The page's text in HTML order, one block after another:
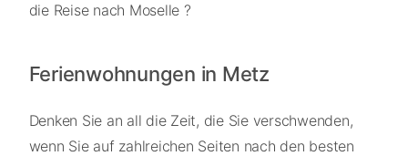
die Reise nach Moselle ?
Ferienwohnungen in Metz
Denken Sie an all die Zeit, die Sie verschwenden,
wenn Sie auf zahlreichen Seiten nach den besten